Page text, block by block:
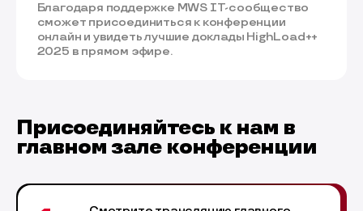
Благодаря поддержке MWS IT-сообщество
сможет присоединиться к конференции
онлайн и увидеть лучшие доклады HighLoad++
2025 в прямом эфире.
Присоединяйтесь к нам в
главном зале конференции